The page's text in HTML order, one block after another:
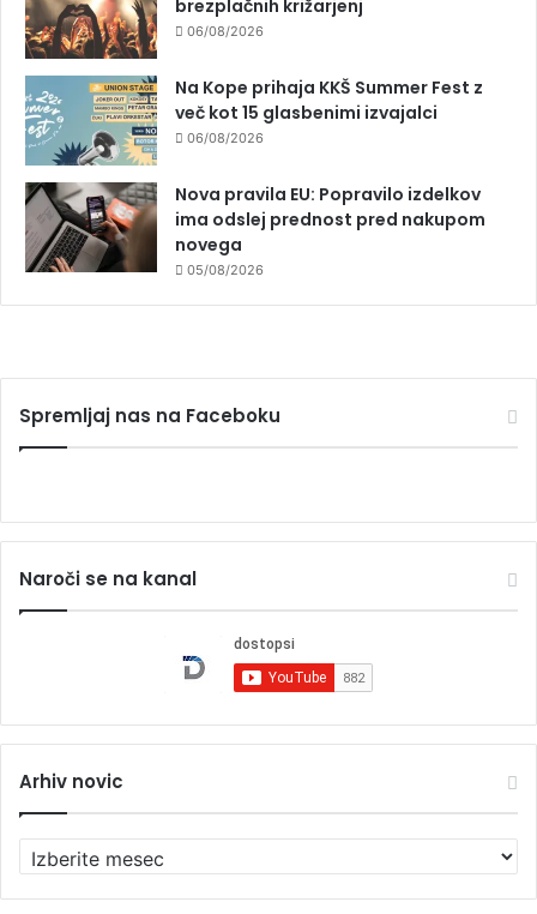
brezplačnih križarjenj
06/08/2026
Na Kope prihaja KKŠ Summer Fest z
več kot 15 glasbenimi izvajalci
06/08/2026
Nova pravila EU: Popravilo izdelkov
ima odslej prednost pred nakupom
novega
05/08/2026
Spremljaj nas na Faceboku
Naroči se na kanal
Arhiv novic
r
h